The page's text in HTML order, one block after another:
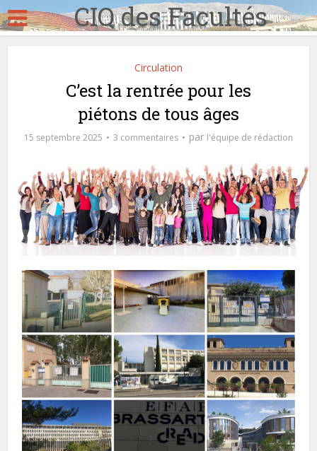
CIQ des Facultés
Circulation
C’est la rentrée pour les
piétons de tous âges
15 septembre 2025 3 commentaires par l'équipe de rédaction